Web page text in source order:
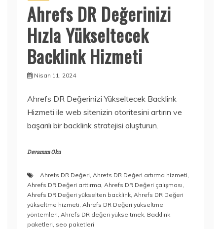
Ahrefs DR Değerinizi
Hızla Yükseltecek
Backlink Hizmeti
Nisan 11, 2024
Ahrefs DR Değerinizi Yükseltecek Backlink
Hizmeti ile web sitenizin otoritesini artırın ve
başarılı bir backlink stratejisi oluşturun.
Devamını Oku
Ahrefs DR Değeri, Ahrefs DR Değeri artırma hizmeti,
Ahrefs DR Değeri arttırma, Ahrefs DR Değeri çalışması,
Ahrefs DR Değeri yükselten backlink, Ahrefs DR Değeri
yükseltme hizmeti, Ahrefs DR Değeri yükseltme
yöntemleri, Ahrefs DR değeri yükseltmek, Backlink
paketleri, seo paketleri